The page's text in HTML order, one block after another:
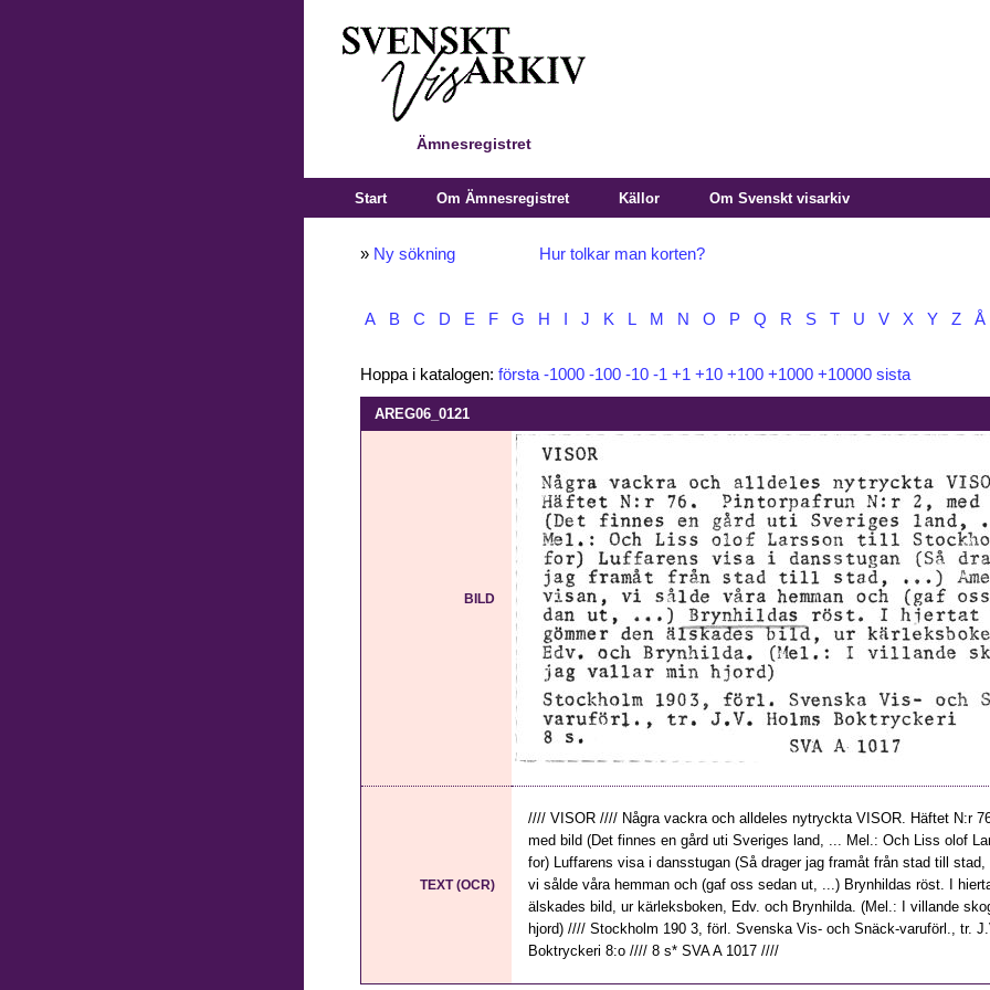
Ämnesregistret
Start Om Ämnesregistret Källor Om Svenskt visarkiv
» Ny sökning Hur tolkar man korten?
A B C D E F G H J K L M N O P Q R S T U V X Y Z Å
Hoppa i katalogen: första -1000 -100 -10 -1 +1 +10 +100 +1000 +10000 sista
AREG06_0121
BILD
TEXT (OCR)
//// VISOR //// Några vackra och alldeles nytryckta VISOR. Häftet N:r
med bild (Det finnes en gård uti Sveriges land, ... Mel.: Och Liss olof
for) Luffarens visa i dansstugan (Så drager jag framåt från stad till
vi sålde våra hemman och (gaf oss sedan ut, ...) Brynhildas röst. I
älskades bild, ur kärleksboken, Edv. och Brynhilda. (Mel.: I villande
hjord) //// Stockholm 190 3, förl. Svenska Vis- och Snäck-varuförl., tr.
Boktryckeri 8:o //// 8 s* SVA A 1017 ////